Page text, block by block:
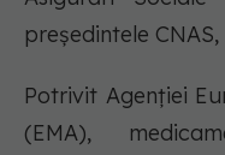
președintele
Potrivit Agenției
(EMA),